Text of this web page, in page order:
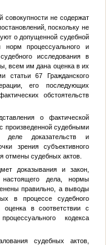
не содержат
поскольку не
о допущенной судебной
норм процессуального и
исследования в
всем им дана оценка в их
статьи 67 Гражданского
его последующих
обстоятельств
о фактической
произведенной судебными
деле доказательств и
зрения субъективного
отмены судебных актов.
доказывания и закон,
дела, нормы
правильно, а выводы
в процессе судебного
оценка в соответствии с
кодекса
судебных актов,